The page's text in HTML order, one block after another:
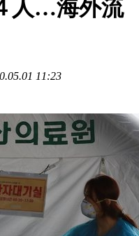
人…海外流
11:23